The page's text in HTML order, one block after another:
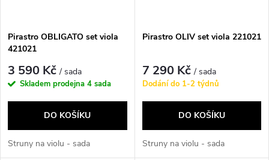
Pirastro OBLIGATO set viola
421021
3 590 Kč/ sada
Skladem prodejna 4 sada
DO KOŠÍKU
Struny na violu - sada
Pirastro OLIV set viola 221021
7 290 Kč/ sada
Dodání do 1-2 týdnů
DO KOŠÍKU
Struny na violu - sada